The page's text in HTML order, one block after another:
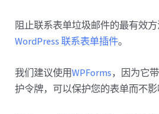
阻止联系表单垃圾邮件的最有效
WordPress 联系表单插件。
我们建议使用WPForms ，因为它
护令牌，可以保护您的表单而不影